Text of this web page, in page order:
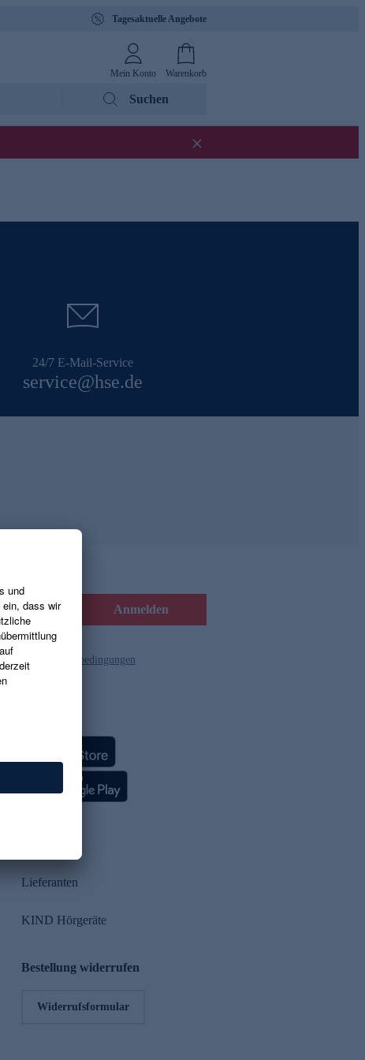
Tagesaktuelle Angebote
Mein Konto Warenkorb
Suchen
24/7 E-Mail-Service
service@hse.de
Anmelden
und die Gutscheinbedingungen
Lieferanten
KIND Hörgeräte
Bestellung widerrufen
Widerrufsformular